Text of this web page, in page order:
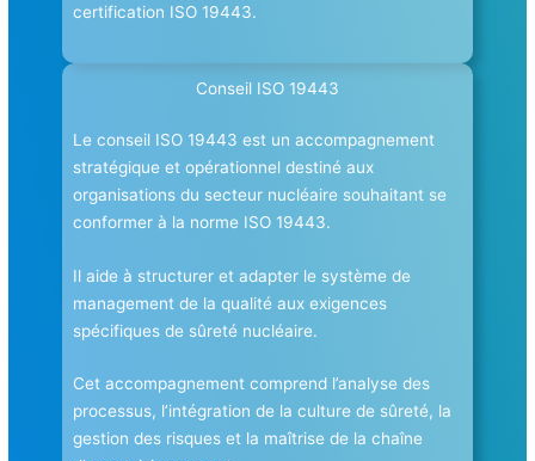
certification ISO 19443.
Conseil ISO 19443
Le conseil ISO 19443 est un accompagnement
stratégique et opérationnel destiné aux
organisations du secteur nucléaire souhaitant se
conformer à la norme ISO 19443.
Il aide à structurer et adapter le système de
management de la qualité aux exigences
spécifiques de sûreté nucléaire.
Cet accompagnement comprend l’analyse des
processus, l’intégration de la culture de sûreté, la
gestion des risques et la maîtrise de la chaîne